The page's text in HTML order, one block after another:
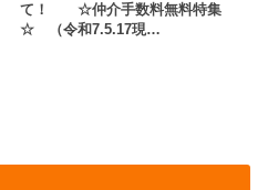
て！ ☆仲介手数料無料特集
☆ （令和7.5.17現…